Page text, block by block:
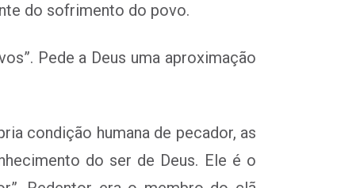
do sofrimento do povo.
Pede a Deus uma aproximação
condição humana de pecador, as
do ser de Deus. Ele é o